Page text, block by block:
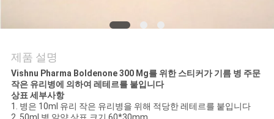
스
경
우
제품 설명
Vishnu Pharma Boldenone 300 Mg를 위한 스티커가 기름 병 주문
작은 유리병에 의하여 레테르를 붙입니다
상표 세부사항
1. 병은 10ml 유리 작은 유리병을 위해 적당한 레테르를 붙입니다